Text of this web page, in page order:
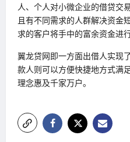
人、个人对小微企业的借贷交
且有不同需求的人群解决资金
求的客户将手中的富余资金进
翼龙贷网即一方面出借人实现
款人则可以方便快捷地方式满
理念惠及千家万户。